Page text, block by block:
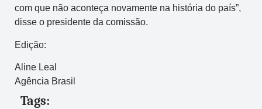
com que não aconteça novamente na história do país”,
disse o presidente da comissão.
Edição:
Aline Leal
Agência Brasil
Tags: